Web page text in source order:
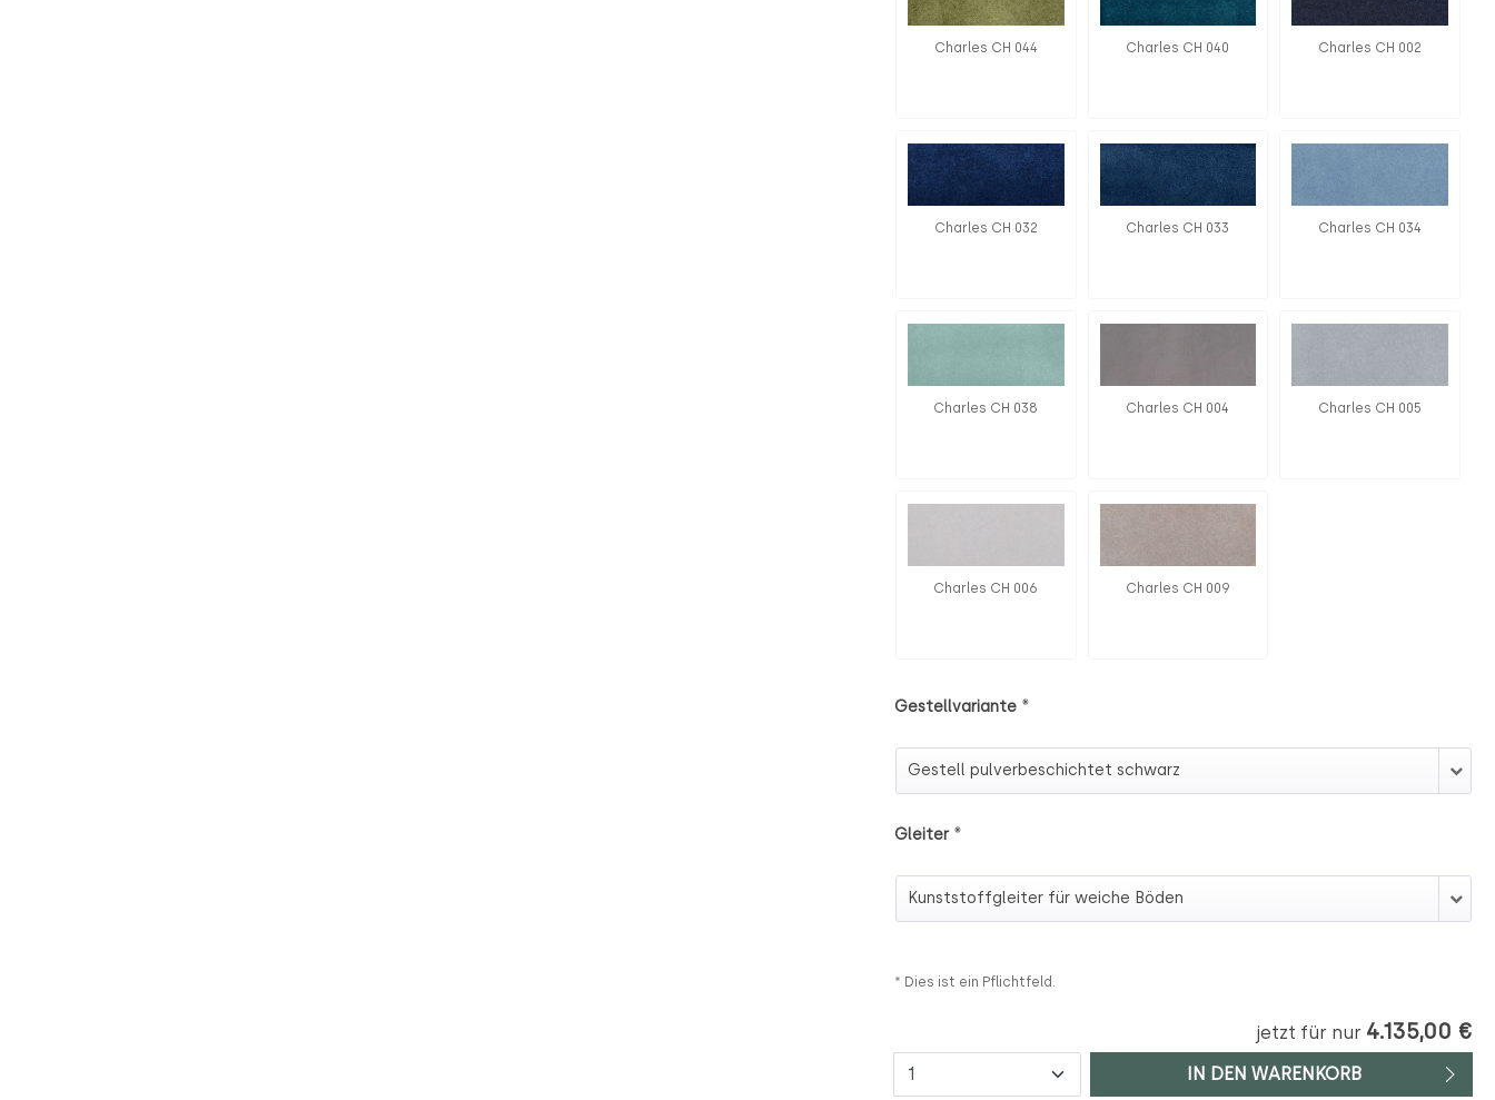
Charles CH 044 Charles CH 040 Charles CH 002
Charles CH 032 Charles CH 033 Charles CH 034
Charles CH 038 Charles CH 004 Charles CH 005
Charles CH 006 Charles CH 009
Gestellvariante *
Gestellvariante
Gleiter*
Gleiter
* Dies ist ein Pflichtfeld.
jetzt für nur 4.135,00 €
Anzahl IN DEN WARENKORB